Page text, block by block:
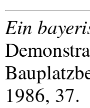
Ein
1986, 37.